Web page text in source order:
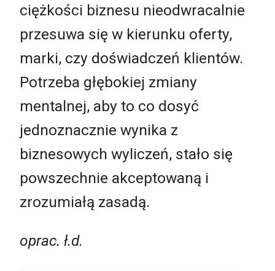
ciężkości biznesu nieodwracalnie
przesuwa się w kierunku oferty,
marki, czy doświadczeń klientów.
Potrzeba głębokiej zmiany
mentalnej, aby to co dosyć
jednoznacznie wynika z
biznesowych wyliczeń, stało się
powszechnie akceptowaną i
zrozumiałą zasadą.
oprac. ł.d.